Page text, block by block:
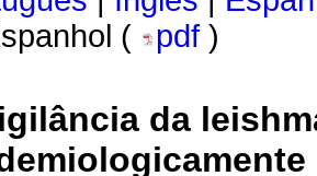
(
pdf )
da